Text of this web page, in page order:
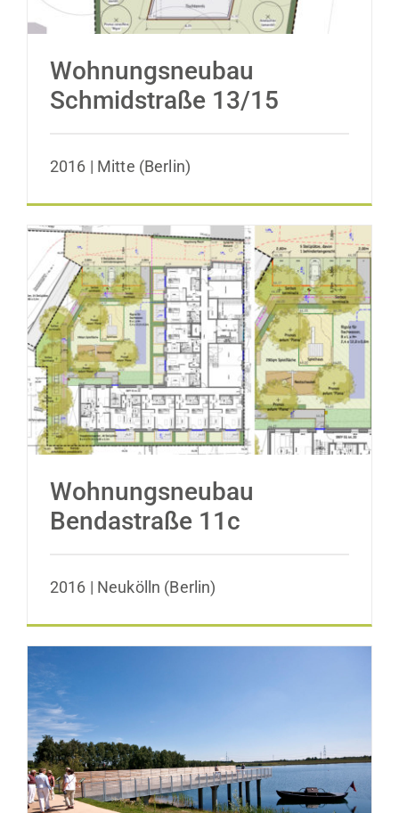
Wohnungsneubau
Schmidstraße 13/15
2016 | Mitte (Berlin)
Wohnungsneubau Bendastraße 11c
Wohnungsneubau
Bendastraße 11c
2016 | Neukölln (Berlin)
Stadtpark Norderstedt